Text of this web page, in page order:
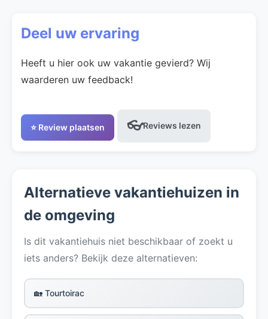
Deel uw ervaring
Heeft u hier ook uw vakantie gevierd? Wij
waarderen uw feedback!
⭐ Review plaatsen 👓Reviews lezen
Alternatieve vakantiehuizen in
de omgeving
Is dit vakantiehuis niet beschikbaar of zoekt u
iets anders? Bekijk deze alternatieven:
🏡 Tourtoirac